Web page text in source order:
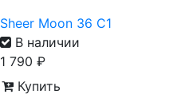
Sheer Moon 36 C1
В наличии
1 790 ₽
Купить